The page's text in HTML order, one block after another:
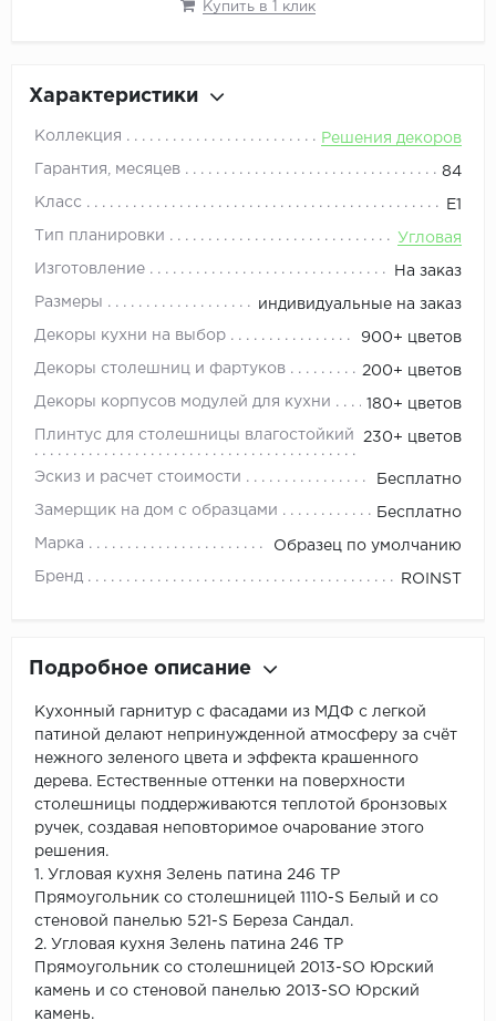
Купить в 1 клик
Характеристики
Коллекция Решения декоров
Гарантия, месяцев 84
Класс Е1
Тип планировки Угловая
Изготовление На заказ
Размеры индивидуальные на заказ
Декоры кухни на выбор 900+ цветов
Декоры столешниц и фартуков 200+ цветов
Декоры корпусов модулей для кухни 180+ цветов
Плинтус для столешницы влагостойкий 230+ цветов
Эскиз и расчет стоимости Бесплатно
Замерщик на дом с образцами Бесплатно
Марка Образец по умолчанию
Бренд ROINST
Подробное описание
Кухонный гарнитур с фасадами из МДФ с легкой
патиной делают непринужденной атмосферу за счёт
нежного зеленого цвета и эффекта крашенного
дерева. Естественные оттенки на поверхности
столешницы поддерживаются теплотой бронзовых
ручек, создавая неповторимое очарование этого
решения.
1. Угловая кухня Зелень патина 246 ТР
Прямоугольник со столешницей 1110-S Белый и со
стеновой панелью 521-S Береза Сандал.
2. Угловая кухня Зелень патина 246 ТР
Прямоугольник со столешницей 2013-SO Юрский
камень и со стеновой панелью 2013-SO Юрский
камень.